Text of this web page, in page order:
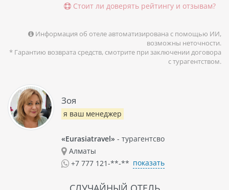
Стоит ли доверять рейтингу и отзывам?
Информация об отеле автоматизирована с помощью ИИ,
возможны неточности.
* Гарантию возврата средств, смотрите при заключении договора
с турагентством.
Зоя
я ваш менеджер
«Eurasiatravel» - турагентсво
Алматы
+7 777 121-**-** показать